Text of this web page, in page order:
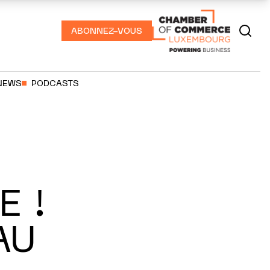
ABONNEZ-VOUS
PODCASTS
!